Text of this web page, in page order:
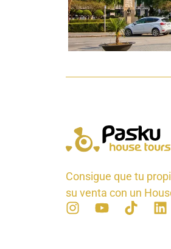
Consigue que tu
su venta con un